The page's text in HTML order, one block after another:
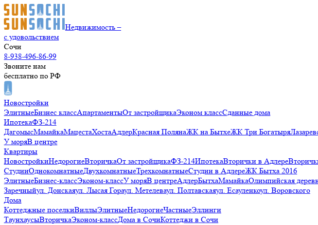
Недвижимость –
с удовольствием
Сочи
8-938-496-86-99
Звоните нам
бесплатно по РФ
Новостройки
ЭлитныеБизнес классАпартаментыОт застройщикаЭконом классСданные дома
ИпотекаФЗ-214
ДагомысМамайкаМацестаХостаАдлерКрасная ПолянаЖК на БытхеЖК Три Богатыря
У моряВ центре
Квартиры
НовостройкиНедорогиеВторичкаОт застройщикаФЗ-214ИпотекаВторички в Адлере
СтудииОднокомнатныеДвухкомнатныеТрехкомнатныеСтудии в АдлереЖК Бытха 2016
ЭлитныеБизнес-классЭконом-классУ моряВ центреАдлерБытхаМамайкаОлимпийская
Заречныйул. Донскаяул. Лысая Гораул. Метелеваул. Полтавскаяул. Есауленкоул. Воровского
Дома
Коттеджные поселкиВиллыЭлитныеНедорогиеЧастныеЭллинги
ТаунхаусыВторичкаЭконом-классДома в СочиКоттеджи в Сочи